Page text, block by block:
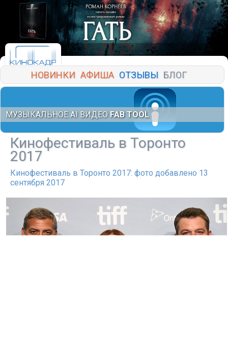
НОВИНКИ АФИША ОТЗЫВЫ БЛОГ
МУЗЫКАЛЬНОЕ AI ВИДЕО FAB TOOL
Кинофестиваль в Торонто
2017
Кинофестиваль в Торонто 2017: фото добавлено 13
сентября 2017